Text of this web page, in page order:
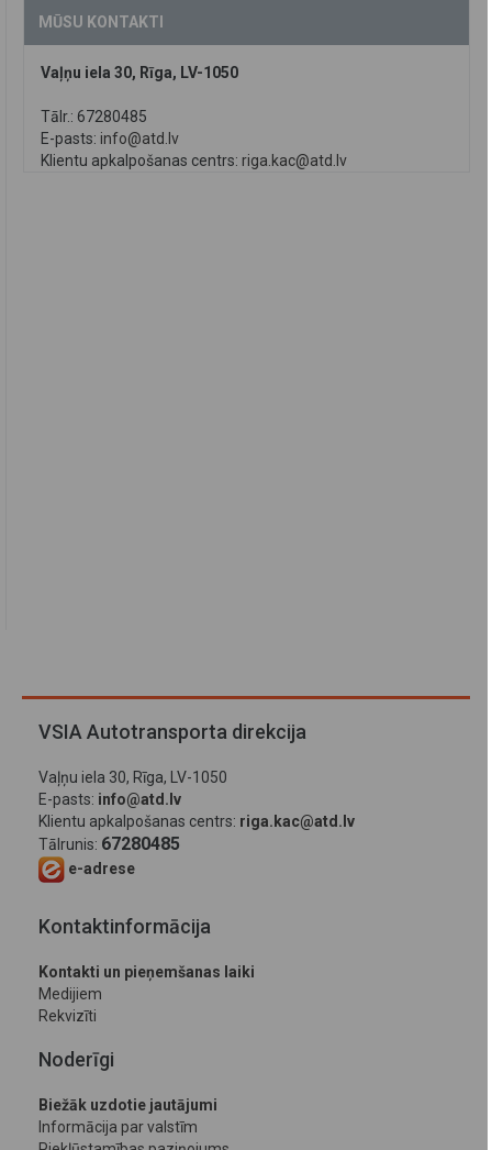
MŪSU KONTAKTI
Vaļņu iela 30, Rīga, LV-1050
Tālr.: 67280485
E-pasts: info@atd.lv
Klientu apkalpošanas centrs: riga.kac@atd.lv
VSIA Autotransporta direkcija
Vaļņu iela 30, Rīga, LV-1050
E-pasts: info@atd.lv
Klientu apkalpošanas centrs: riga.kac@atd.lv
Tālrunis: 67280485
e-adrese
Kontaktinformācija
Kontakti un pieņemšanas laiki
Medijiem
Rekvizīti
Noderīgi
Biežāk uzdotie jautājumi
Informācija par valstīm